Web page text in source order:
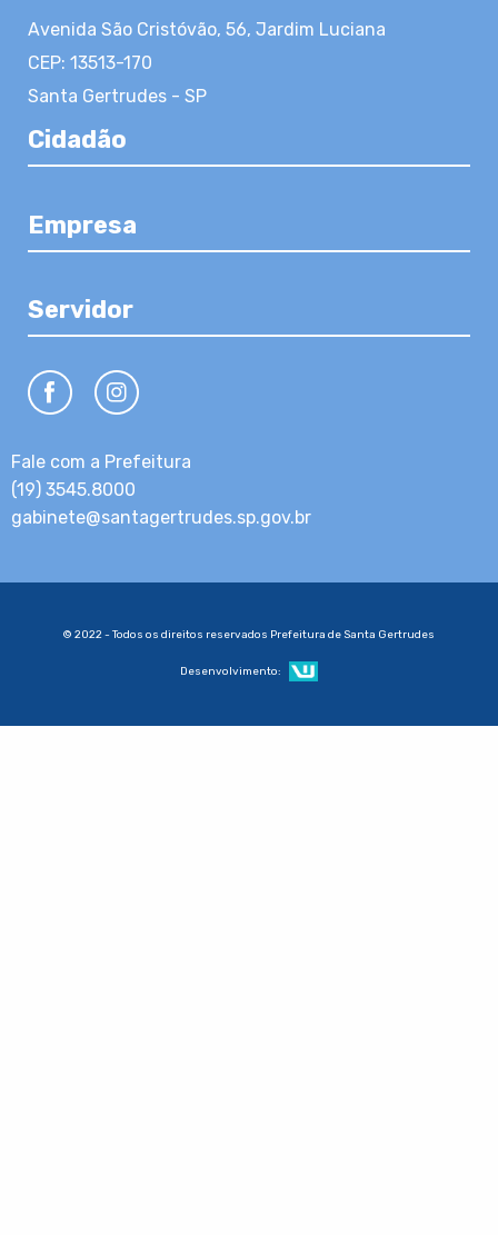
Avenida São Cristóvão, 56, Jardim Luciana
CEP: 13513-170
Santa Gertrudes - SP
Cidadão
Empresa
Servidor
Fale com a Prefeitura
(19) 3545.8000
gabinete@santagertrudes.sp.gov.br
© 2022 - Todos os direitos reservados Prefeitura de Santa Gertrudes
Desenvolvimento: